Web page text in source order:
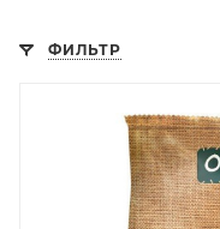
ФИЛЬТР